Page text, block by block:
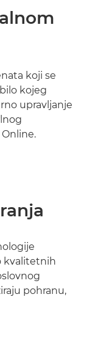
koji se
kojeg
upravljanje
kvalitetnih
pohranu,